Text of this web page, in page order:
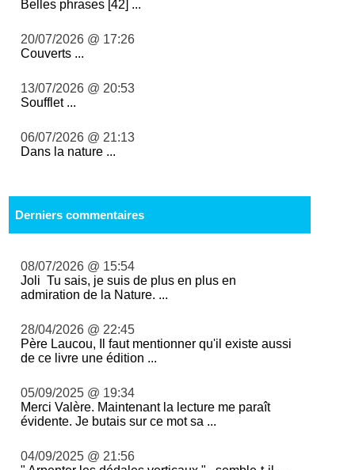
Belles phrases [42] ...
20/07/2026 @ 17:26
Couverts ...
13/07/2026 @ 20:53
Soufflet ...
06/07/2026 @ 21:13
Dans la nature ...
Derniers commentaires
08/07/2026 @ 15:54
Joli Tu sais, je suis de plus en plus en
admiration de la Nature. ...
28/04/2026 @ 22:45
Père Laucou, Il faut mentionner qu'il existe aussi
de ce livre une édition ...
05/09/2025 @ 19:34
Merci Valère. Maintenant la lecture me paraît
évidente. Je butais sur ce mot sa ...
04/09/2025 @ 21:56